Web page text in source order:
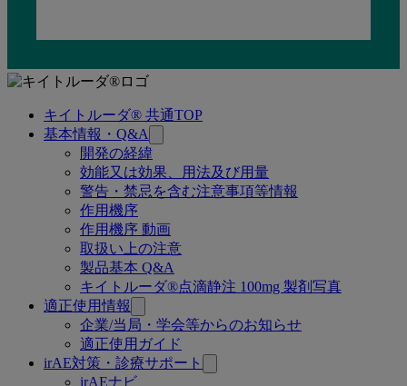
キイトルーダ® 共通TOP
基本情報・Q&A
開発の経緯
効能又は効果、用法及び用量
警告・禁忌を含む注意事項等情報
作用機序
作用機序 動画
取扱い上の注意
製品基本 Q&A
キイトルーダ®点滴静注 100mg 製剤写真
適正使用情報
企業/当局・学会等からのお知らせ
適正使用ガイド
irAE対策・診療サポート
irAEナビ